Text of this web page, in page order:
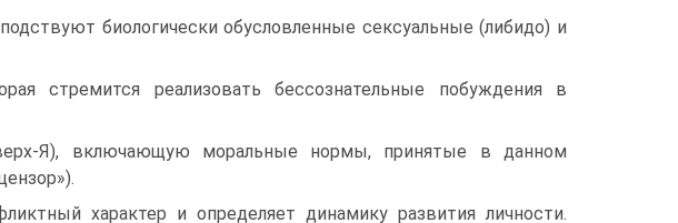
биологически обусловленные сексуальные (либидо) и
стремится реализовать бессознательные побуждения в
Я), включающую моральные нормы, принятые в данном
характер и определяет динамику развития личности.